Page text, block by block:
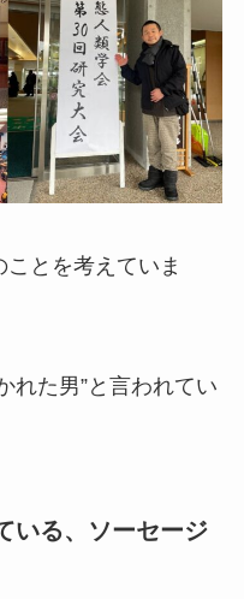
とを考えていま
れた男”と言われてい
いる、ソーセージ